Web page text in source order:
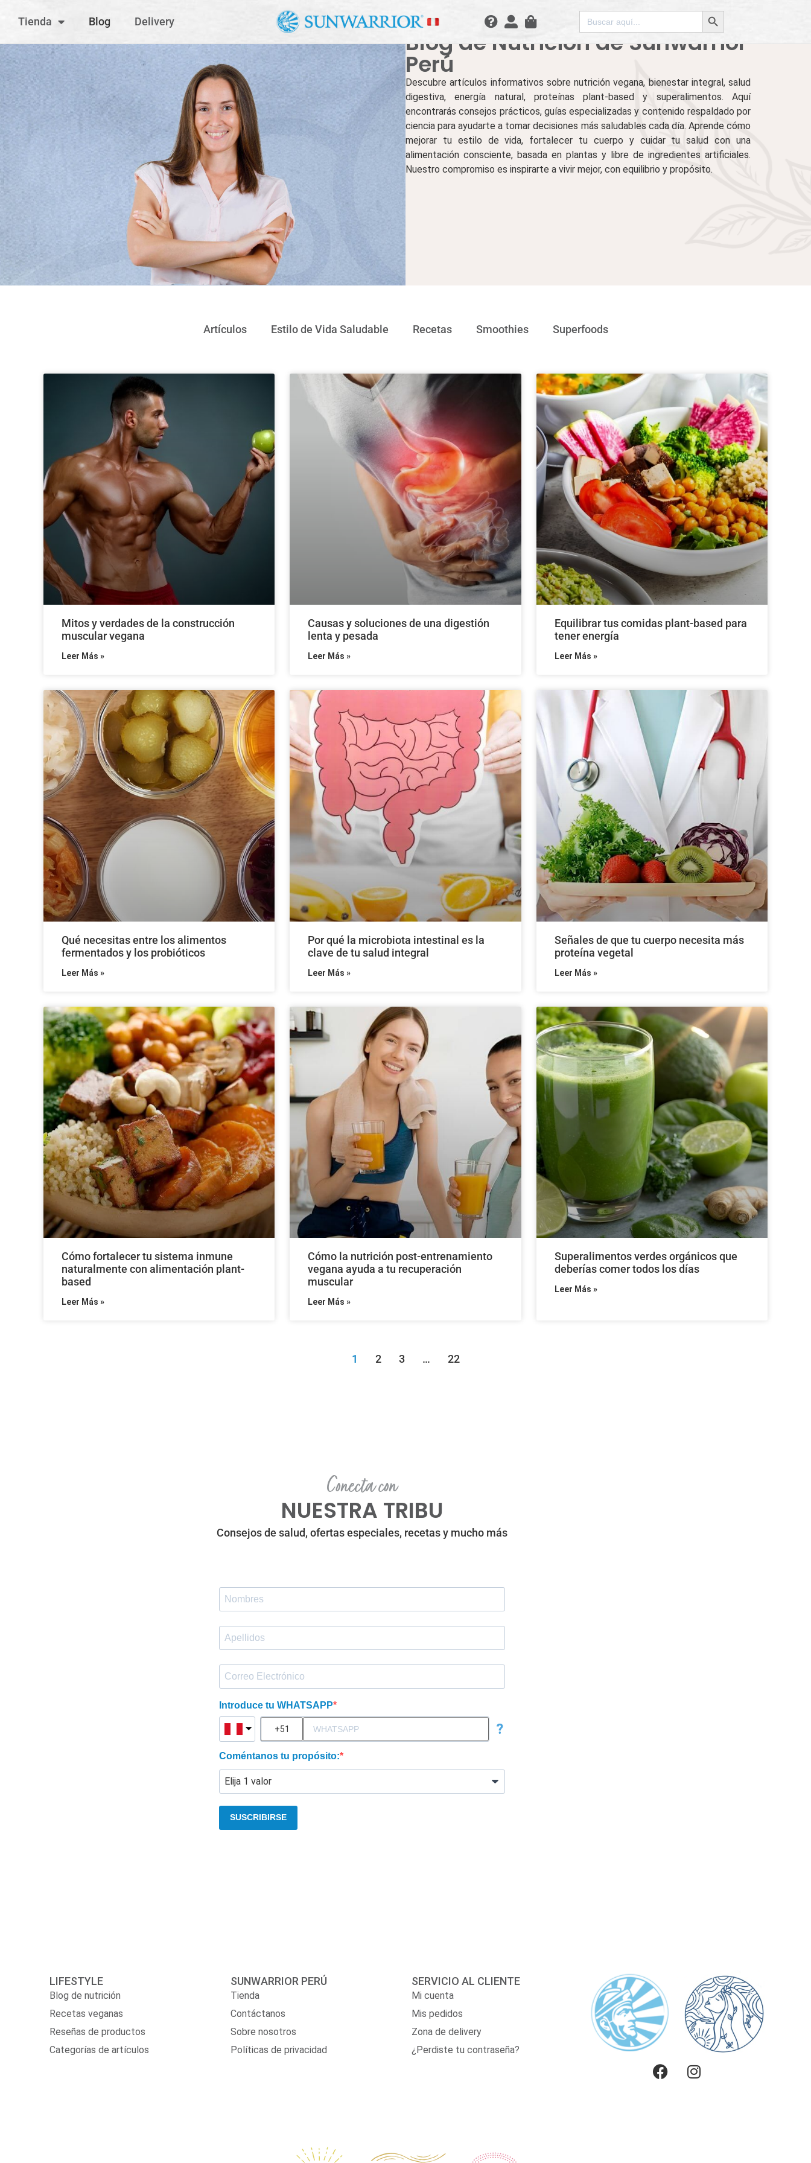
Tienda Blog Delivery Buscar: Botón de búsqueda
Blog de Nutrición de Sunwarrior
Perú
Descubre artículos informativos sobre nutrición vegana, bienestar integral, salud
digestiva, energía natural, proteínas plant-based y superalimentos. Aquí
encontrarás consejos prácticos, guías especializadas y contenido respaldado por
ciencia para ayudarte a tomar decisiones más saludables cada día. Aprende cómo
mejorar tu estilo de vida, fortalecer tu cuerpo y cuidar tu salud con una
alimentación consciente, basada en plantas y libre de ingredientes artificiales.
Nuestro compromiso es inspirarte a vivir mejor, con equilibrio y propósito.
Artículos Estilo de Vida Saludable Recetas Smoothies Superfoods
Mitos y verdades de la construcción
muscular vegana
Leer Más »
Causas y soluciones de una digestión
lenta y pesada
Leer Más »
Equilibrar tus comidas plant-based para
tener energía
Leer Más »
Qué necesitas entre los alimentos
fermentados y los probióticos
Leer Más »
Por qué la microbiota intestinal es la
clave de tu salud integral
Leer Más »
Señales de que tu cuerpo necesita más
proteína vegetal
Leer Más »
Cómo fortalecer tu sistema inmune
naturalmente con alimentación plant-
based
Leer Más »
Cómo la nutrición post-entrenamiento
vegana ayuda a tu recuperación
muscular
Leer Más »
Superalimentos verdes orgánicos que
deberías comer todos los días
Leer Más »
1 2 3 … 22
Conecta con
NUESTRA TRIBU
Consejos de salud, ofertas especiales, recetas y mucho más
Introduce tu WHATSAPP
?
Coméntanos tu propósito:
SUSCRIBIRSE
LIFESTYLE
Blog de nutrición
Recetas veganas
Reseñas de productos
Categorías de artículos
SUNWARRIOR PERÚ
Tienda
Contáctanos
Sobre nosotros
Políticas de privacidad
SERVICIO AL CLIENTE
Mi cuenta
Mis pedidos
Zona de delivery
¿Perdiste tu contraseña?